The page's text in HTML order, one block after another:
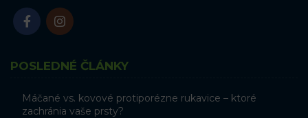
POSLEDNÉ ČLÁNKY
Máčané vs. kovové protiporézne rukavice – ktoré
zachránia vaše prsty?